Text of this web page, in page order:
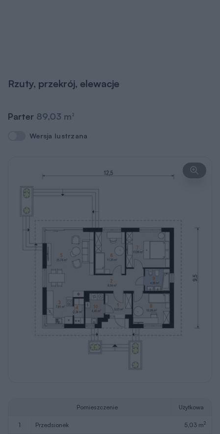
Rzuty, przekrój, elewacje
Parter 89,03 m2
Wersja lustrzana
Wersja lustrzana
Pomieszczenie Użytkowa
1 przedsionek 5,03 m2